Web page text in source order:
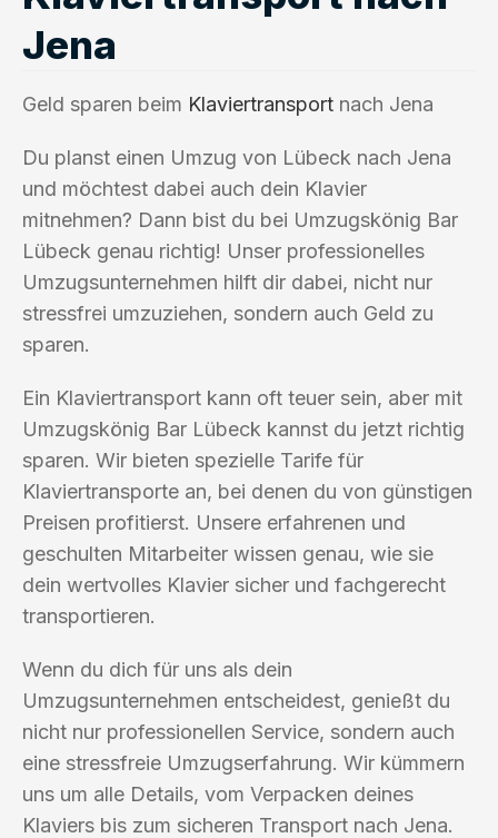
Jena
Geld sparen beim Klaviertransport nach Jena
Du planst einen Umzug von Lübeck nach Jena
und möchtest dabei auch dein Klavier
mitnehmen? Dann bist du bei Umzugskönig Bar
Lübeck genau richtig! Unser professionelles
Umzugsunternehmen hilft dir dabei, nicht nur
stressfrei umzuziehen, sondern auch Geld zu
sparen.
Ein Klaviertransport kann oft teuer sein, aber mit
Umzugskönig Bar Lübeck kannst du jetzt richtig
sparen. Wir bieten spezielle Tarife für
Klaviertransporte an, bei denen du von günstigen
Preisen profitierst. Unsere erfahrenen und
geschulten Mitarbeiter wissen genau, wie sie
dein wertvolles Klavier sicher und fachgerecht
transportieren.
Wenn du dich für uns als dein
Umzugsunternehmen entscheidest, genießt du
nicht nur professionellen Service, sondern auch
eine stressfreie Umzugserfahrung. Wir kümmern
uns um alle Details, vom Verpacken deines
Klaviers bis zum sicheren Transport nach Jena.